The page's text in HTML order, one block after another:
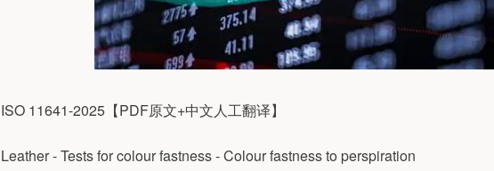
ISO 11641-2025【PDF原文+中文人工翻译】
Leather - Tests for colour fastness - Colour fastness to perspiration